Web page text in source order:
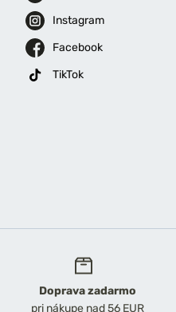
Doprava zadarmo
pri nákupe nad 56 EUR
Instagram
Facebook
TikTok